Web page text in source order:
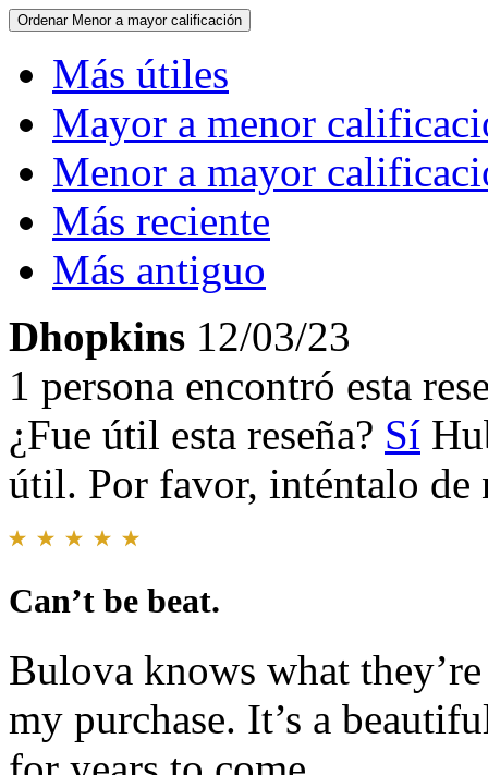
Ordenar Menor a mayor calificación
Más útiles
Mayor a menor
Menor a mayor
Más reciente
Más antiguo
Dhopkins 12/03/23
1 persona encontró esta
¿Fue útil esta reseña? Sí
útil. Por favor, inténtalo de
Can’t be beat.
Bulova knows what
my purchase. It’s a